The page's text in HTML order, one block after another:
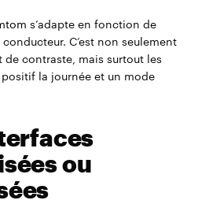
s’adapte en fonction de
C’est non seulement
de contraste, mais surtout les
la journée et un mode
ou